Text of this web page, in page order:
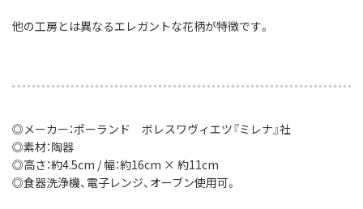
他の工房とは異なるエレガントな花柄が特徴です。
◎メーカー：ポーランド ボレスワヴィエツ『ミレナ』社
◎素材：陶器
◎高さ：約4.5cm / 幅：約16cm × 約11cm
◎食器洗浄機、電子レンジ、オーブン使用可。